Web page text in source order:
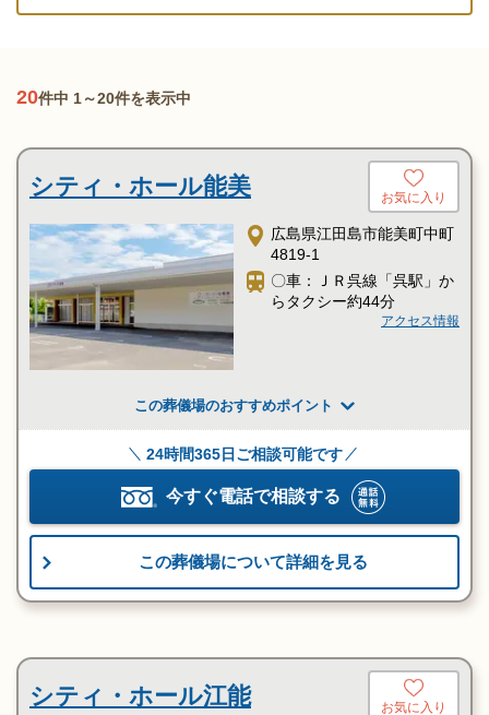
20件中 1～20件を表示中
シティ・ホール能美 お気に入り
広島県江田島市能美町中町
4819-1
〇車：ＪＲ呉線「呉駅」か
らタクシー約44分
アクセス情報
この葬儀場のおすすめポイント
24時間365日ご相談可能です
今すぐ電話で相談する
この葬儀場について詳細を見る
シティ・ホール江能 お気に入り